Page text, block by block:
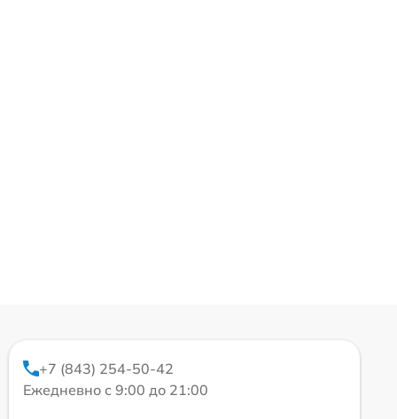
+7 (843) 254-50-42
Ежедневно с 9:00 до 21:00